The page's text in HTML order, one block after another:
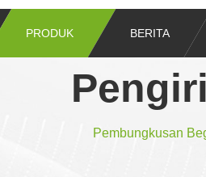
PRODUK BERITA
Pembungkusan